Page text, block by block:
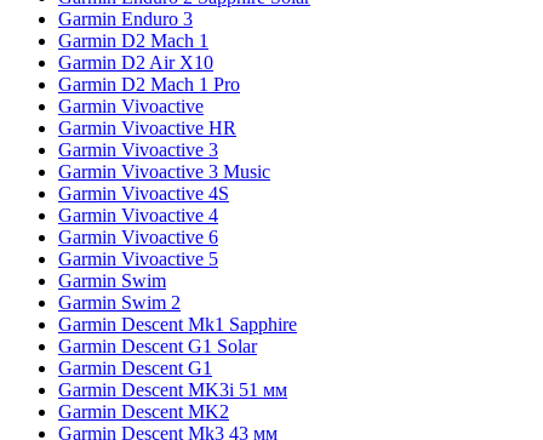
Garmin Enduro 3
Garmin D2 Mach 1
Garmin D2 Air X10
Garmin D2 Mach 1 Pro
Garmin Vivoactive
Garmin Vivoactive HR
Garmin Vivoactive 3
Garmin Vivoactive 3 Music
Garmin Vivoactive 4S
Garmin Vivoactive 4
Garmin Vivoactive 6
Garmin Vivoactive 5
Garmin Swim
Garmin Swim 2
Garmin Descent Mk1 Sapphire
Garmin Descent G1 Solar
Garmin Descent G1
Garmin Descent MK3i 51 мм
Garmin Descent MK2
Garmin Descent Mk3 43 мм